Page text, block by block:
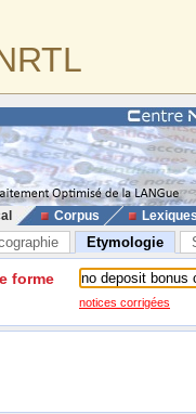
Corpus
Etymologie
forme
notices corrigées